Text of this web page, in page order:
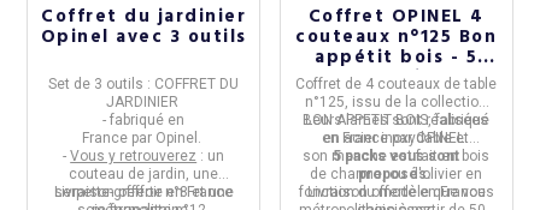
Coffret du jardinier
Opinel avec 3 outils
Set de 3 outils : COFFRET DU
JARDINIER
- fabriqué en
France par Opinel .
-Vous y retrouverez : un
couteau de jardin, une
serpette-greffoir n°8 et une
Livraison offerte en France
Coffret OPINEL 4
couteaux n°125 Bon
appétit bois - 5
coloris
Coffret de 4 couteaux de table
n°125, issu de la collection
BON APPETIT BOIS, fabriqué
en FranceparOPINEL.
Leurslamessont réalisées
enacier inoxydableet
son mancheest faiten bois
de charme, ou d'olivier en
fonction du modèle que vous
5 packs vous sont
proposés.
Livraison offerte en France